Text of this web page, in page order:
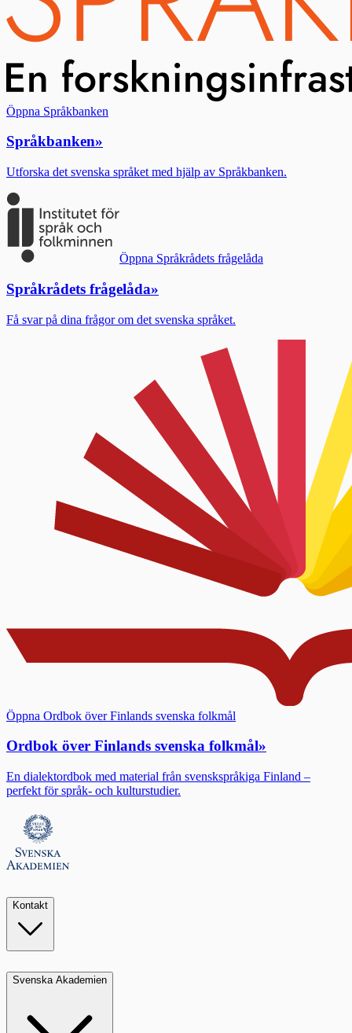
Öppna Språkbanken
Språkbanken»
Utforska det svenska språket med hjälp av Språkbanken.
Öppna Språkrådets frågelåda
Språkrådets frågelåda»
Få svar på dina frågor om det svenska språket.
Öppna Ordbok över Finlands svenska folkmål
Ordbok över Finlands svenska folkmål»
En dialektordbok med material från svenskspråkiga Finland –
perfekt för språk- och kulturstudier.
Kontakt
Svenska Akademien